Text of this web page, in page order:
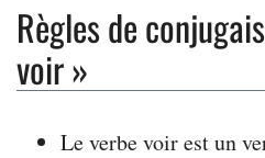
Règles de
voir »
Le verbe voir est un